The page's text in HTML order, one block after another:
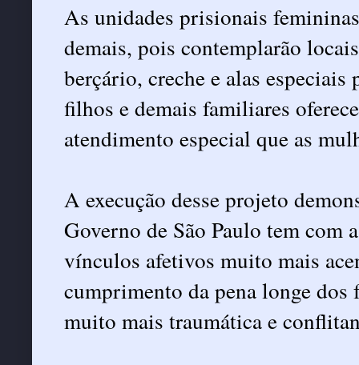
As unidades prisionais
demais, pois contemplarão
berçário, creche e alas
filhos e demais familiares
atendimento especial que as
A execução desse projeto
Governo de São Paulo tem com
vínculos afetivos muito mais
cumprimento da pena longe
muito mais traumática e